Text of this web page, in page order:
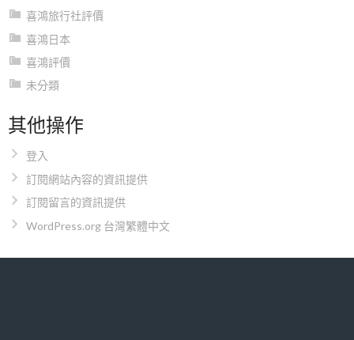
喜鴻旅行社評價
喜鴻日本
喜鴻評價
未分類
其他操作
登入
訂閱網站內容的資訊提供
訂閱留言的資訊提供
WordPress.org 台灣繁體中文